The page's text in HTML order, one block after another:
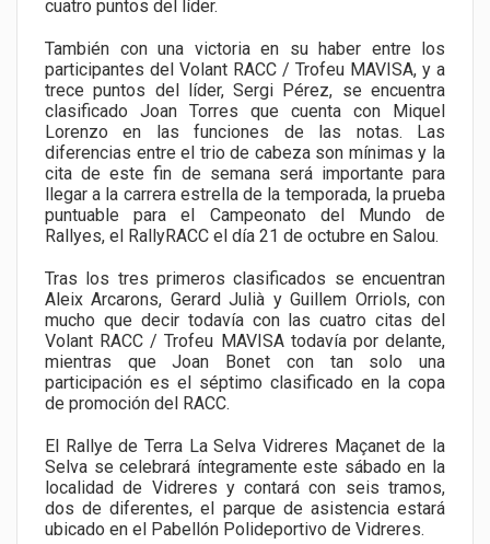
cuatro puntos del líder.
También con una victoria en su haber entre los
participantes del Volant RACC / Trofeu MAVISA, y a
trece puntos del líder, Sergi Pérez, se encuentra
clasificado Joan Torres que cuenta con Miquel
Lorenzo en las funciones de las notas. Las
diferencias entre el trio de cabeza son mínimas y la
cita de este fin de semana será importante para
llegar a la carrera estrella de la temporada, la prueba
puntuable para el Campeonato del Mundo de
Rallyes, el RallyRACC el día 21 de octubre en Salou.
Tras los tres primeros clasificados se encuentran
Aleix Arcarons, Gerard Julià y Guillem Orriols, con
mucho que decir todavía con las cuatro citas del
Volant RACC / Trofeu MAVISA todavía por delante,
mientras que Joan Bonet con tan solo una
participación es el séptimo clasificado en la copa
de promoción del RACC.
El Rallye de Terra La Selva Vidreres Maçanet de la
Selva se celebrará íntegramente este sábado en la
localidad de Vidreres y contará con seis tramos,
dos de diferentes, el parque de asistencia estará
ubicado en el Pabellón Polideportivo de Vidreres.